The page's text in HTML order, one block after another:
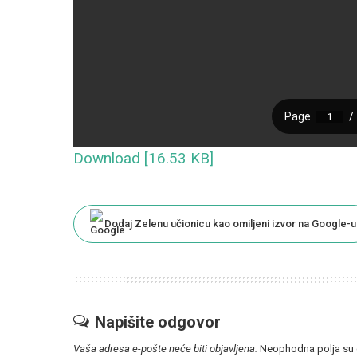
Download [16.53 KB]
Dodaj Zelenu učionicu kao omiljeni izvor na Google-u
Napišite odgovor
Vaša adresa e-pošte neće biti objavljena. Neophodna polja su